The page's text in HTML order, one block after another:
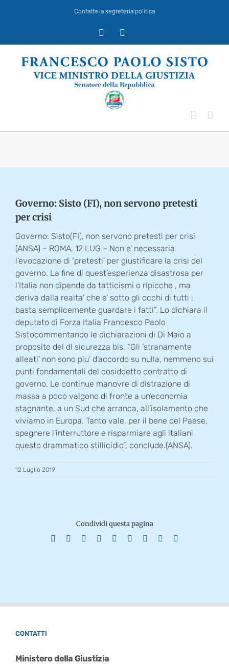
Contatta la segreteria politica
Governo: Sisto (FI), non servono pretesti
per crisi
Governo: Sisto(FI), non servono pretesti per crisi
(ANSA) – ROMA, 12 LUG – Non e’ necessaria
l’evocazione di ‘pretesti’ per giustificare la crisi del
governo. La fine di quest’esperienza disastrosa per
l’Italia non dipende da tatticismi o ripicche , ma
deriva dalla realta’ che e’ sotto gli occhi di tutti :
basta semplicemente guardare i fatti”. Lo dichiara il
deputato di Forza Italia Francesco Paolo
Sistocommentando le dichiarazioni di Di Maio a
proposito del dl sicurezza bis. “Gli ‘stranamente
alleati’ non sono piu’ d’accordo su nulla, nemmeno sui
punti fondamentali del cosiddetto contratto di
governo. Le continue manovre di distrazione di
massa a poco valgono di fronte a un’economia
stagnante, a un Sud che arranca, all’isolamento che
viviamo in Europa. Tanto vale, per il bene del Paese,
spegnere l’interruttore e risparmiare agli italiani
questo drammatico stillicidio”, conclude.(ANSA).
12 Luglio 2019
Condividi questa pagina
Facebook Reddit LinkedInWhatsApp
TumblrPinterest
CONTATTI
Ministero della Giustizia